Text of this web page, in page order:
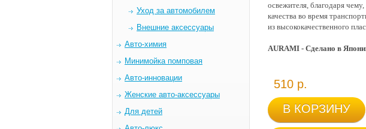
Уход за автомобилем
Внешние аксессуары
Авто-химия
Минимойка помповая
Авто-инновации
Женские авто-аксессуары
Для детей
освежителя, благодаря
качества во время
из высококачественного
AURAMI - Сделано в
510 р.
В КОРЗИНУ